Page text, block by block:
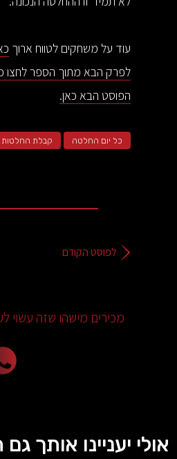
עוד על משחקים לטווח ארוך
לפרק הבא מתוך הספר לחצו
הפוסט הבא כאן.
כל יום החלטה קבלת החלטות
לפוסט הקודם
מכירים מישהו שזה עשוי
אולי יעניינו אותך